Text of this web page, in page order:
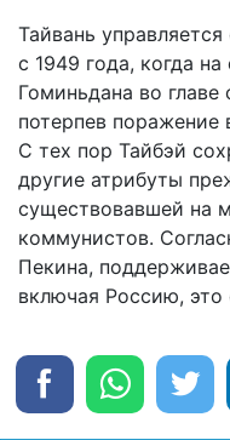
Тайвань
с 1949 года, когда
Гоминьдана во
потерпев поражение
С тех пор Тайбэй
другие атрибуты
существовавшей на
коммунистов.
Пекина,
включая Россию,